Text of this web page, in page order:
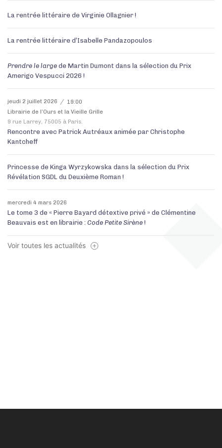
La rentrée littéraire de Virginie Ollagnier !
La rentrée littéraire d’Isabelle Pandazopoulos
Prendre le large de Martin Dumont dans la sélection du Prix
Amerigo Vespucci 2026 !
jeudi 2 juillet 2026
19:00
Librairie de l’Ours et la Vieille Grille
9 rue Larrey, 75005 à Paris.
Rencontre avec Patrick Autréaux animée par Christophe
Kantcheff
Princesse de Kinga Wyrzykowska dans la sélection du Prix
Révélation SGDL du Deuxième Roman !
mercredi 4 mars 2026
Le tome 3 de « Pierre Bayard détextive privé » de Clémentine
Beauvais est en librairie : Code Petite Sirène !
Voir toutes les actualités